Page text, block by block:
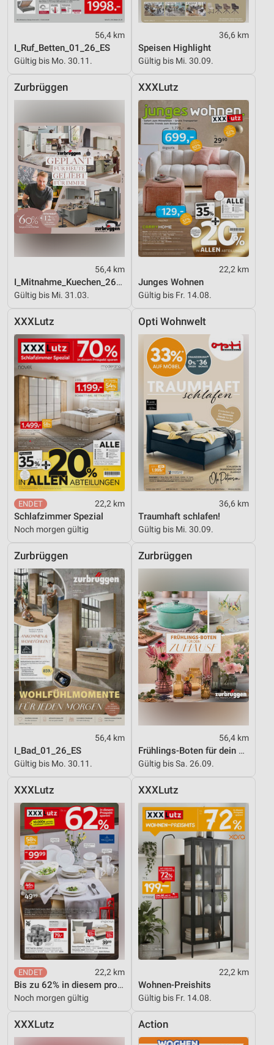
56,4 km
I_Ruf_Betten_01_26_ES
Gültig bis Mo. 30.11.
36,6 km
Speisen Highlight
Gültig bis Mi. 30.09.
Zurbrüggen
56,4 km
I_Mitnahme_Kuechen_26_ES
Gültig bis Mi. 31.03.
XXXLutz
22,2 km
Junges Wohnen
Gültig bis Fr. 14.08.
XXXLutz
22,2 km
Schlafzimmer Spezial
Noch morgen gültig
Opti Wohnwelt
36,6 km
Traumhaft schlafen!
Gültig bis Mi. 30.09.
Zurbrüggen
56,4 km
I_Bad_01_26_ES
Gültig bis Mo. 30.11.
Zurbrüggen
56,4 km
Frühlings-Boten für dein Zuhause
Gültig bis Sa. 26.09.
XXXLutz
22,2 km
Bis zu 62% in diesem prospekt
Noch morgen gültig
XXXLutz
22,2 km
Wohnen-Preishits
Gültig bis Fr. 14.08.
XXXLutz Action